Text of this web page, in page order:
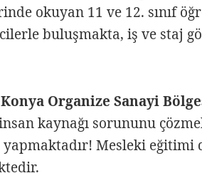
okuyan 11 ve 12. sınıf
buluşmakta, iş ve staj
Organize Sanayi
kaynağı sorununu
yapmaktadır! Mesleki eğitimi